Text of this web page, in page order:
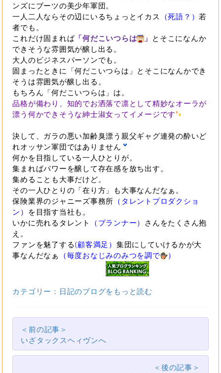
ンズにブーツの美少年軍団。
一人二人ならその辺にいるちょっとイカス
（死語？） 若
者でも。
これだけ固まれば「何だこいつらは 」 とそこになんか
できそうな雰囲気が醸し出る。
大人のビジネスパーソンでも。
固まったときに「何だこいつらは」とそこになんかでき
そうは雰囲気が醸し出る。
もちろん「何だこいつらは」は。
品格が備わり、知的でお洒落で凛として精妙なオーラが
漂う何かできそうな紳士淑女ってイメージです
決して、ガラの悪い加齢臭漂う親父ギャグ連発の酔いど
れオッサン軍団ではありません
何かを目指している一人ひとりが。
集まればパワーを醸して存在感を放ち出す。
集めることも大事だけど。
その一人ひとりの「在り方」も大事なんだなぁ。
保険業界のジャニーズ事務所 （タレントプロダクショ
ン）
を目指す当社も。
いかに売れるタレント
（プランナー） さんをたくさん抱
え。
ファンを魅了する(顧客満足） 集団にしていけるかが大
事なんだなぁ
（毎度おなじみのみつを調で ）
カテゴリー：日記のブログをもっと読む
＜前の記事＞
いざタックスヘィヴンへ
＜後の記事＞